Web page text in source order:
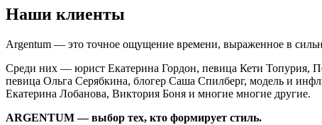
Наши клиенты
Argentum — это точное ощущение времени, выраженное в
Среди них — юрист Екатерина Гордон, певица Кети Топурия,
певица Ольга Серябкина, блогер Саша Спилберг, модель и
Екатерина Лобанова, Виктория Боня и многие многие другие.
ARGENTUM — выбор тех, кто формирует стиль.